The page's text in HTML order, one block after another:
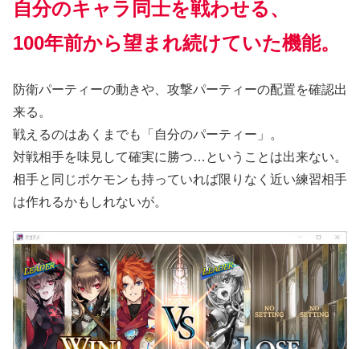
自分のキャラ同士を戦わせる、
100年前から望まれ続けていた機能。
防衛パーティーの動きや、攻撃パーティーの配置を確認出
来る。
戦えるのはあくまでも「自分のパーティー」。
対戦相手を味見して確実に勝つ…ということは出来ない。
相手と同じポケモンも持っていれば限りなく近い練習相手
は作れるかもしれないが。